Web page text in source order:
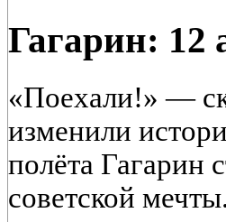
Гагарин: 12
«Поехали!» —
изменили
полёта Гагарин
советской